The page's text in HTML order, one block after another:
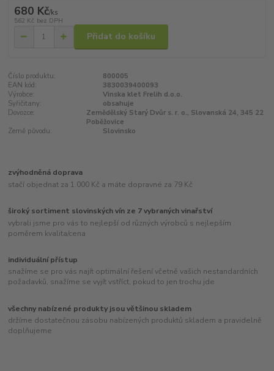
680 Kč/ks
562 Kč bez DPH
Přidat do košíku
Číslo produktu:
800005
EAN kód:
3830039400093
Výrobce:
Vinska klet Frelih d.o.o.
Syřičitany:
obsahuje
Dovozce:
Zemědělský Starý Dvůr s. r. o., Slovanská 24, 345 22
Poběžovice
Země původu:
Slovinsko
zvýhodněná doprava
stačí objednat za 1.000 Kč a máte dopravné za 79 Kč
široký sortiment slovinských vín ze 7 vybraných vinařství
vybrali jsme pro vás to nejlepší od různých výrobců s nejlepším
poměrem kvalita/cena
individuální přístup
snažíme se pro vás najít optimální řešení včetně vašich nestandardních
požadavků, snažíme se vyjít vstříct, pokud to jen trochu jde
všechny nabízené produkty jsou většinou skladem
držíme dostatečnou zásobu nabízených produktů skladem a pravidelně
doplňujeme